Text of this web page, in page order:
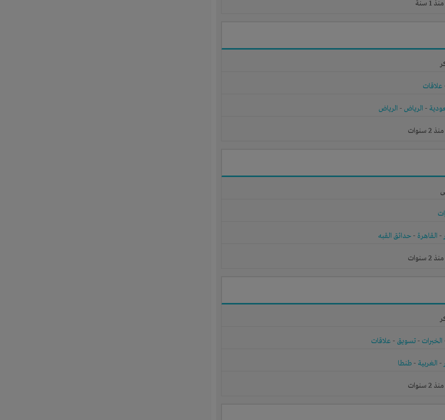
سنة
علاقات
- الرياض - الرياض
- القاهرة - حدائق القبه
الخبرات - تسويق - علاقات
- الغربية - طنطا